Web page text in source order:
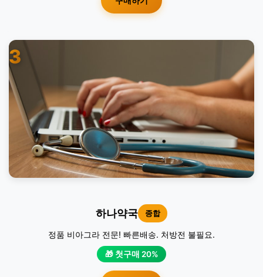
3
하나약국 종합
정품 비아그라 전문! 빠른배송. 처방전 불필요.
🎁 첫구매 20%